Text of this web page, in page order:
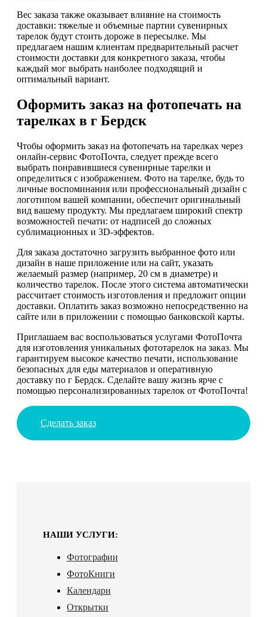
Вес заказа также оказывает влияние на стоимость
доставки: тяжелые и объемные партии сувенирных
тарелок будут стоить дороже в пересылке. Мы
предлагаем нашим клиентам предварительный расчет
стоимости доставки для конкретного заказа, чтобы
каждый мог выбрать наиболее подходящий и
оптимальный вариант.
Оформить заказ на фотопечать на
тарелках в г Бердск
Чтобы оформить заказ на фотопечать на тарелках через
онлайн-сервис ФотоПочта, следует прежде всего
выбрать понравившиеся сувенирные тарелки и
определиться с изображением. Фото на тарелке, будь то
личные воспоминания или профессиональный дизайн с
логотипом вашей компании, обеспечит оригинальный
вид вашему продукту. Мы предлагаем широкий спектр
возможностей печати: от надписей до сложных
сублимационных и 3D-эффектов.
Для заказа достаточно загрузить выбранное фото или
дизайн в наше приложение или на сайт, указать
желаемый размер (например, 20 см в диаметре) и
количество тарелок. После этого система автоматически
рассчитает стоимость изготовления и предложит опции
доставки. Оплатить заказ возможно непосредственно на
сайте или в приложении с помощью банковской карты.
Приглашаем вас воспользоваться услугами ФотоПочта
для изготовления уникальных фототарелок на заказ. Мы
гарантируем высокое качество печати, использование
безопасных для еды материалов и оперативную
доставку по г Бердск. Сделайте вашу жизнь ярче с
помощью персонализированных тарелок от ФотоПочта!
Сделать заказ
НАШИ УСЛУГИ:
Фотографии
ФотоКниги
Календари
Открытки